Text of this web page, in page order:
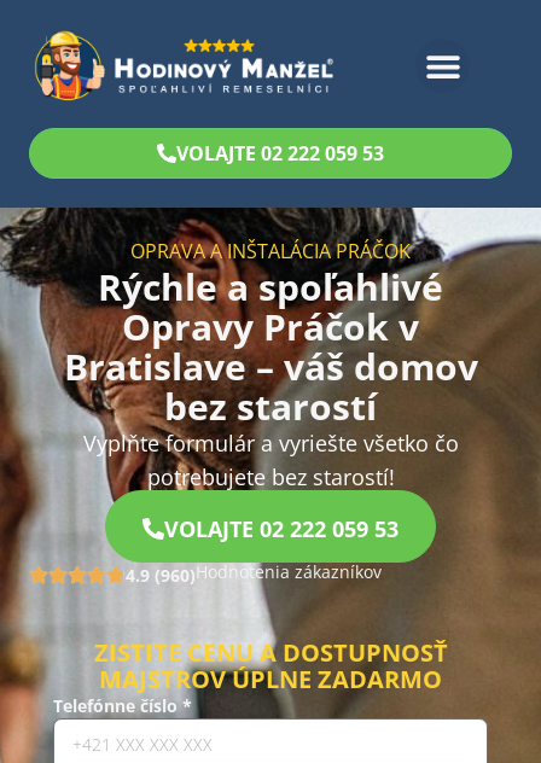
VOLAJTE 02 222 059 53
OPRAVA A INŠTALÁCIA PRÁČOK
Rýchle a spoľahlivé
Opravy Práčok v
Bratislave – váš domov
bez starostí
Vyplňte formulár a vyriešte všetko čo
potrebujete bez starostí!
VOLAJTE 02 222 059 53
4.9 (960)Hodnotenia zákazníkov
ZISTITE CENU A DOSTUPNOSŤ
MAJSTROV ÚPLNE ZADARMO
Telefónne číslo *